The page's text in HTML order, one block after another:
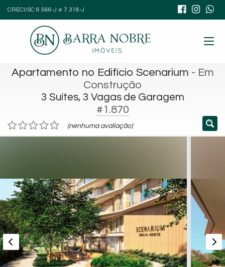
CRECI/SC 6.566-J e 7.318-J
Apartamento no Edifício Scenarium - Em
Construção
3 Suítes, 3 Vagas de Garagem
#1.870
(nenhuma avaliação)